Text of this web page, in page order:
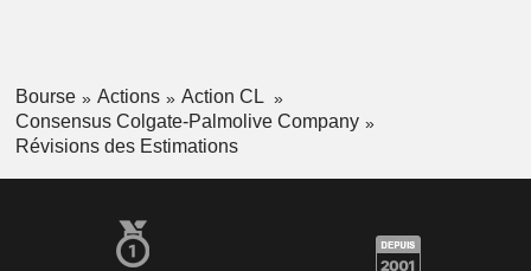
Bourse Actions
Action CL
Consensus Colgate-Palmolive Company
Révisions des Estimations